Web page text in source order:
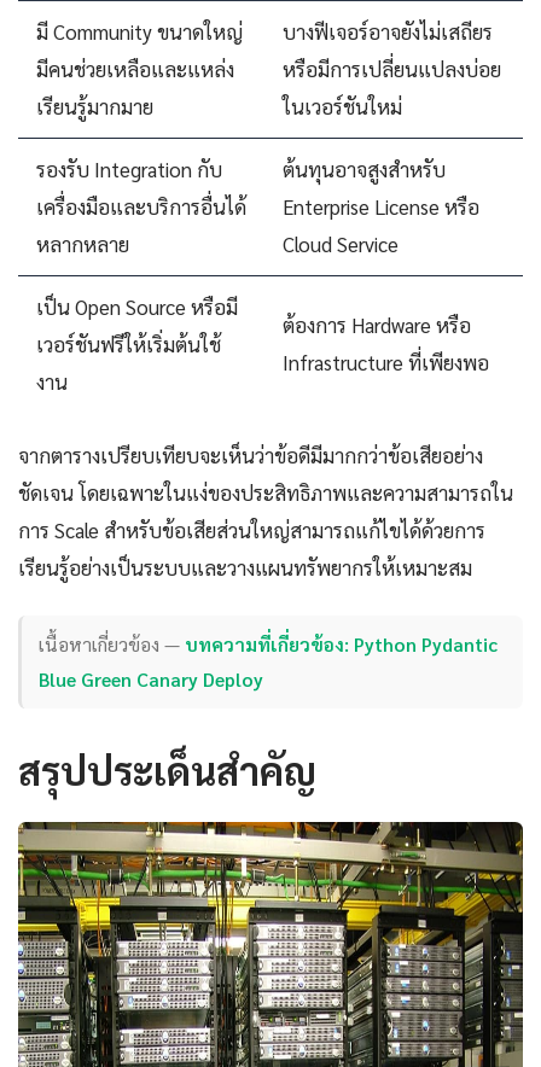
มี Community ขนาดใหญ่
มีคนช่วยเหลือและแหล่ง
เรียนรู้มากมาย
บางฟีเจอร์อาจยังไม่เสถียร
หรือมีการเปลี่ยนแปลงบ่อย
ในเวอร์ชันใหม่
รองรับ Integration กับ
เครื่องมือและบริการอื่นได้
หลากหลาย
ต้นทุนอาจสูงสำหรับ
Enterprise License หรือ
Cloud Service
เป็น Open Source หรือมี
เวอร์ชันฟรีให้เริ่มต้นใช้
งาน
ต้องการ Hardware หรือ
Infrastructure ที่เพียงพอ
จากตารางเปรียบเทียบจะเห็นว่าข้อดีมีมากกว่าข้อเสียอย่าง
ชัดเจน โดยเฉพาะในแง่ของประสิทธิภาพและความสามารถใน
การ Scale สำหรับข้อเสียส่วนใหญ่สามารถแก้ไขได้ด้วยการ
เรียนรู้อย่างเป็นระบบและวางแผนทรัพยากรให้เหมาะสม
เนื้อหาเกี่ยวข้อง — บทความที่เกี่ยวข้อง: Python Pydantic
Blue Green Canary Deploy
สรุปประเด็นสำคัญ